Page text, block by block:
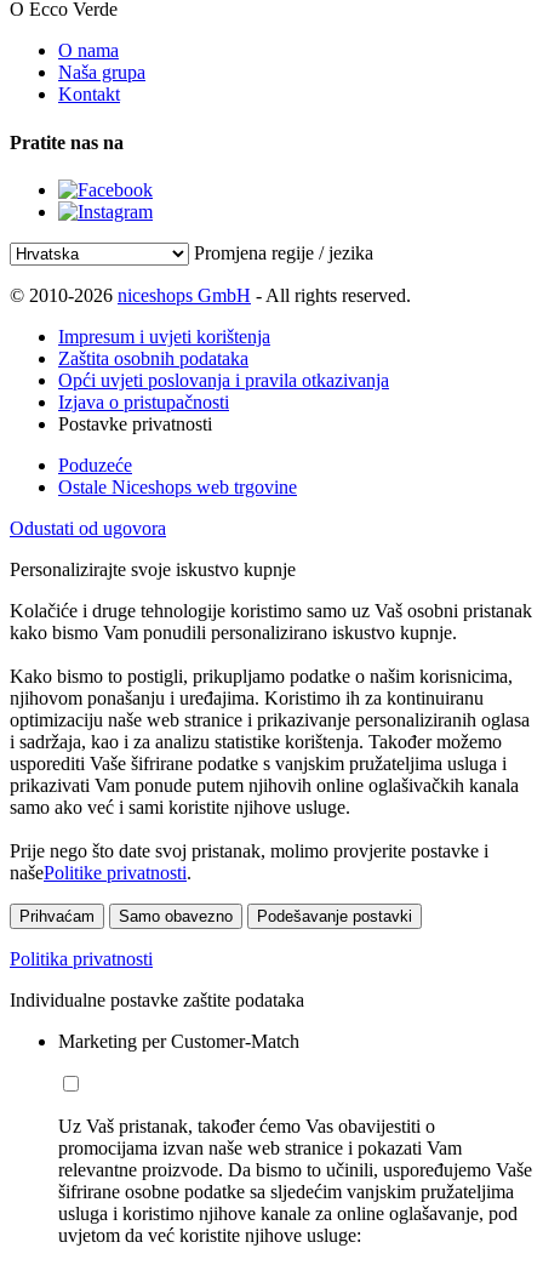
O Ecco Verde
O nama
Naša grupa
Kontakt
Pratite nas na
Promjena regije / jezika
© 2010-2026 niceshops GmbH - All rights reserved.
Impresum i uvjeti korištenja
Zaštita osobnih podataka
Opći uvjeti poslovanja i pravila otkazivanja
Izjava o pristupačnosti
Postavke privatnosti
Poduzeće
Ostale Niceshops web trgovine
Odustati od ugovora
Personalizirajte svoje iskustvo kupnje
Kolačiće i druge tehnologije koristimo samo uz Vaš osobni pristanak
kako bismo Vam ponudili personalizirano iskustvo kupnje.
Kako bismo to postigli, prikupljamo podatke o našim korisnicima,
njihovom ponašanju i uređajima. Koristimo ih za kontinuiranu
optimizaciju naše web stranice i prikazivanje personaliziranih oglasa
i sadržaja, kao i za analizu statistike korištenja. Također možemo
usporediti Vaše šifrirane podatke s vanjskim pružateljima usluga i
prikazivati Vam ponude putem njihovih online oglašivačkih kanala
samo ako već i sami koristite njihove usluge.
Prije nego što date svoj pristanak, molimo provjerite postavke i
našePolitike privatnosti.
Prihvaćam Samo obavezno Podešavanje postavki
Politika privatnosti
Individualne postavke zaštite podataka
Marketing per Customer-Match
Uz Vaš pristanak, također ćemo Vas obavijestiti o
promocijama izvan naše web stranice i pokazati Vam
relevantne proizvode. Da bismo to učinili, uspoređujemo Vaše
šifrirane osobne podatke sa sljedećim vanjskim pružateljima
usluga i koristimo njihove kanale za online oglašavanje, pod
uvjetom da već koristite njihove usluge: